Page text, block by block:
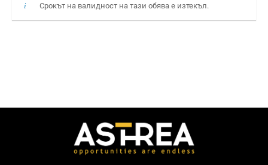
Срокът на валидност на тази обява е изтекъл.